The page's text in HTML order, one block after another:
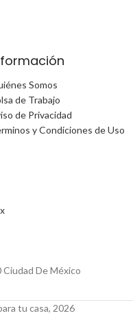
Somos
de Trabajo
de Privacidad
y Condiciones de Uso
Ciudad De México
tu casa, 2026